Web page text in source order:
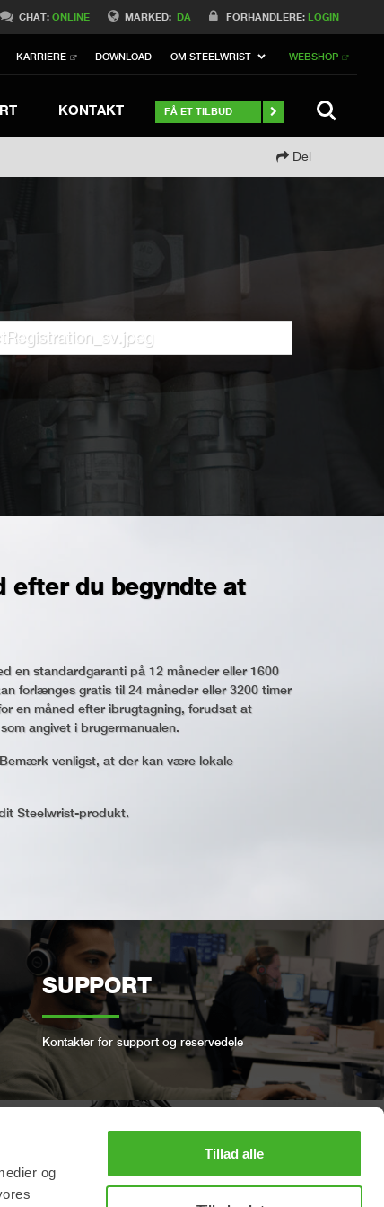
og
Tillad alle
MARKED: DA FORHANDLERE: LOGIN
CHAT:ONLINE
KARRIERE DOWNLOAD OM STEELWRIST WEBSHOP
KONTAKT FÅ ET TILBUD
Switch to Norway
Switch to Italy
Del
efter du begyndte at
en standardgaranti på 12 måneder eller 1600
forlænges gratis til 24 måneder eller 3200 timer
en måned efter ibrugtagning, forudsat at
angivet i brugermanualen.
venligst, at der kan være lokale
Steelwrist-produkt.
SUPPORT
Kontakter for support og reservedele
BOOK ET FULL SERVICE